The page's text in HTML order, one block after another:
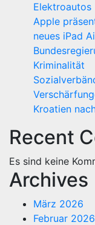
Elektroautos
Apple
neues iPad
Kriminalität
Kroatien
Recent
Es sind keine
Archives
März 2026
Februar 2026